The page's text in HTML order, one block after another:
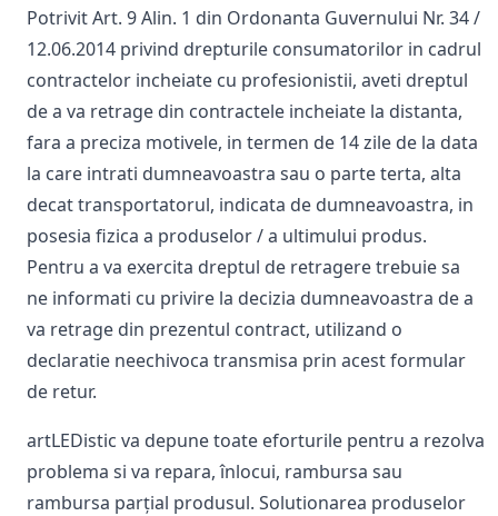
Potrivit Art. 9 Alin. 1 din Ordonanta Guvernului Nr. 34 /
12.06.2014 privind drepturile consumatorilor in cadrul
contractelor incheiate cu profesionistii, aveti dreptul
de a va retrage din contractele incheiate la distanta,
fara a preciza motivele, in termen de 14 zile de la data
la care intrati dumneavoastra sau o parte terta, alta
decat transportatorul, indicata de dumneavoastra, in
posesia fizica a produselor / a ultimului produs.
Pentru a va exercita dreptul de retragere trebuie sa
ne informati cu privire la decizia dumneavoastra de a
va retrage din prezentul contract, utilizand o
declaratie neechivoca transmisa prin acest formular
de retur.
artLEDistic va depune toate eforturile pentru a rezolva
problema si va repara, înlocui, rambursa sau
rambursa parțial produsul. Solutionarea produselor